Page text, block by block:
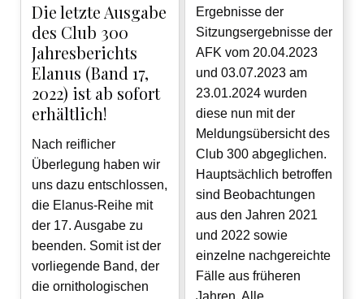
Die letzte Ausgabe
des Club 300
Jahresberichts
Elanus (Band 17,
2022) ist ab sofort
erhältlich!
Nach reiflicher
Überlegung haben wir
uns dazu entschlossen,
die Elanus-Reihe mit
der 17. Ausgabe zu
beenden. Somit ist der
vorliegende Band, der
die ornithologischen
Ergebnisse der
Sitzungsergebnisse der
AFK vom 20.04.2023
und 03.07.2023 am
23.01.2024 wurden
diese nun mit der
Meldungsübersicht des
Club 300 abgeglichen.
Hauptsächlich betroffen
sind Beobachtungen
aus den Jahren 2021
und 2022 sowie
einzelne nachgereichte
Fälle aus früheren
Jahren. Alle